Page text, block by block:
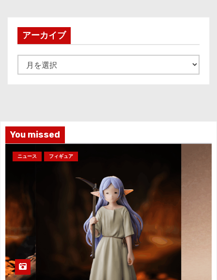
アーカイブ
ー
You missed
ニュース フィギュア